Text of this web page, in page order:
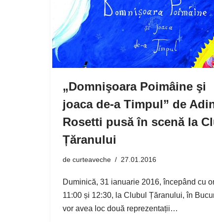
„Domnişoara Poimâine şi
joaca de-a Timpul” de
Rosetti pusă în scenă la
Țăranului
de curteaveche 27.01.2016
Duminică, 31 ianuarie 2016, începând cu
11:00 și 12:30, la Clubul Țăranului, în
vor avea loc două reprezentații…